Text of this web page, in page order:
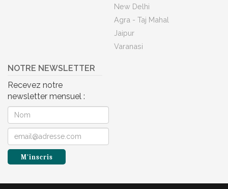
New Delhi
Agra - Taj Mahal
Jaipur
Varanasi
NOTRE NEWSLETTER
Recevez notre
newsletter mensuel :